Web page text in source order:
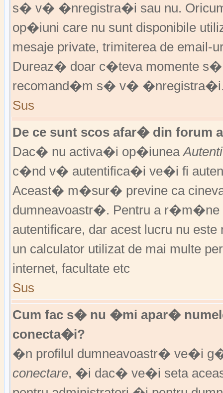
s� v� �nregistra�i sau nu.
op�iuni care nu sunt disponibile
mesaje private, trimiterea de
Dureaz� doar c�teva momente
recomand�m s� v�
Sus
De ce sunt scos afar� din forum
Dac� nu activa�i op�iunea
c�nd v� autentifica�i ve�i fi
Aceast� m�sur� previne ca
dumneavoastr�. Pentru a
autentificare, dar acest lucru nu
un calculator utilizat de mai multe
internet, facultate etc
Sus
Cum fac s� nu �mi apar�
conecta�i?
�n profilul dumneavoastr� ve�i
conectare, �i dac� ve�i seta